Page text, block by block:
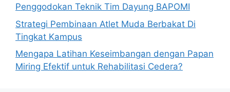
Penggodokan Teknik Tim Dayung BAPOMI
Strategi Pembinaan Atlet Muda Berbakat Di
Tingkat Kampus
Mengapa Latihan Keseimbangan dengan Papan
Miring Efektif untuk Rehabilitasi Cedera?